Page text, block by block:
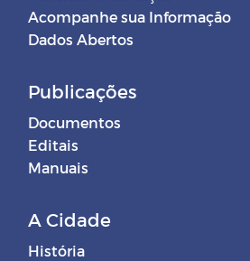
Acompanhe sua Informação
Dados Abertos
Publicações
Documentos
Editais
Manuais
A Cidade
História